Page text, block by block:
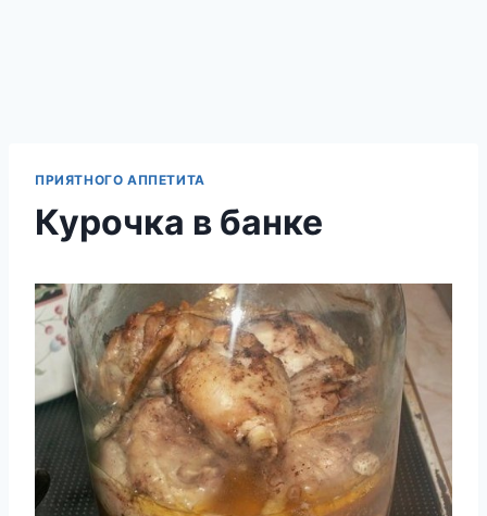
ПРИЯТНОГО АППЕТИТА
Курочка в банке